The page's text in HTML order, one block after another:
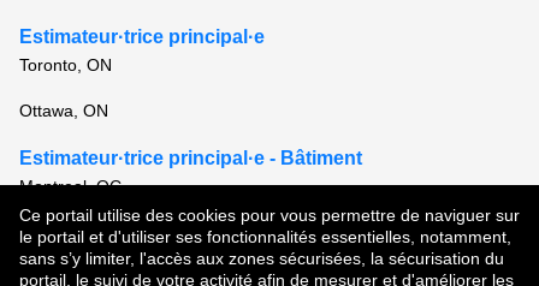
Ce portail utilise des cookies pour vous permettre de naviguer sur
le portail et d'utiliser ses fonctionnalités essentielles, notamment,
sans s’y limiter, l'accès aux zones sécurisées, la sécurisation du
portail, le suivi de votre activité afin de mesurer et d'améliorer les
Estimateur·trice principal·e
Toronto, ON
Ottawa, ON
Estimateur·trice principal·e - Bâtiment
Montreal, QC
Voir tous les postes semblables